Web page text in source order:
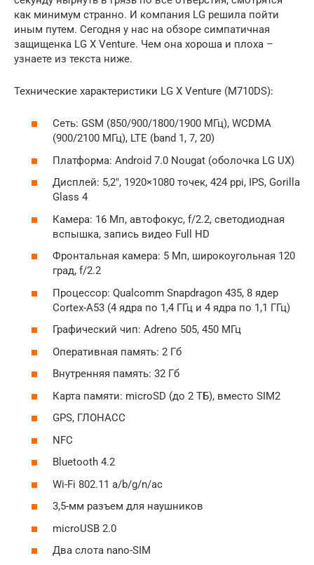
как минимум странно. И компания LG решила пойти
иным путем. Сегодня у нас на обзоре симпатичная
защищенка LG X Venture. Чем она хороша и плоха –
узнаете из текста ниже.
Технические характеристики LG X Venture (M710DS):
Сеть: GSM (850/900/1800/1900 МГц), WCDMA
(900/2100 МГц), LTE (band 1, 7, 20)
Платформа: Android 7.0 Nougat (оболочка LG UX)
Дисплей: 5,2″, 1920×1080 точек, 424 ppi, IPS, Gorilla
Glass 4
Камера: 16 Мп, автофокус, f/2.2, светодиодная
вспышка, запись видео Full HD
Фронтальная камера: 5 Мп, широкоугольная 120
град, f/2.2
Процессор: Qualcomm Snapdragon 435, 8 ядер
Cortex-A53 (4 ядра по 1,4 ГГц и 4 ядра по 1,1 ГГц)
Графический чип: Adreno 505, 450 МГц
Оперативная память: 2 Гб
Внутренняя память: 32 Гб
Карта памяти: microSD (до 2 ТБ), вместо SIM2
GPS, ГЛОНАСС
NFC
Bluetooth 4.2
Wi-Fi 802.11 a/b/g/n/ac
3,5-мм разъем для наушников
microUSB 2.0
Два слота nano-SIM